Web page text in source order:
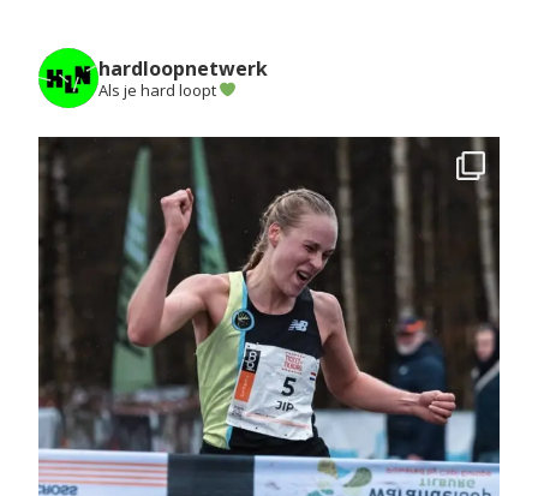
hardloopnetwerk
Als je hard loopt